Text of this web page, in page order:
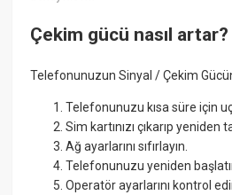
Çekim gücü nasıl artar?
Telefonunuzun Sinyal / Çekim
Telefonunuzu kısa süre için
Sim kartınızı çıkarıp yeniden
Ağ ayarlarını sıfırlayın.
Telefonunuzu yeniden
Operatör ayarlarını kontrol